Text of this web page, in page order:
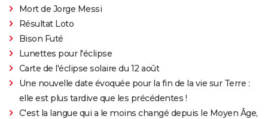
Mort de Jorge Messi
Résultat Loto
Bison Futé
Lunettes pour l'éclipse
Carte de l'éclipse solaire du 12 août
Une nouvelle date évoquée pour la fin de la vie sur Terre :
elle est plus tardive que les précédentes !
C'est la langue qui a le moins changé depuis le Moyen Âge,